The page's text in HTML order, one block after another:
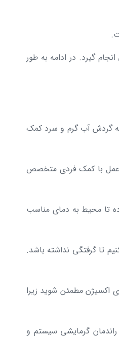
گیرد. در ادامه به طور
به گردش آب گرم و سرد کمک
عمل با کمک فردی متخصص
تا محیط به دمای مناسب
تا گرفتگی نداشته باشد.
اکسیژن مطمئن شوید زیرا
گرمایشی سیستم و